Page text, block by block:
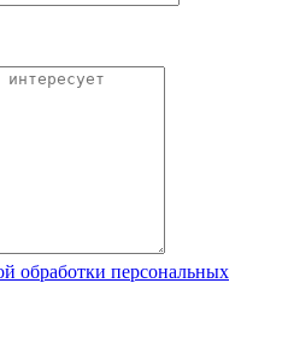
обработки персональных